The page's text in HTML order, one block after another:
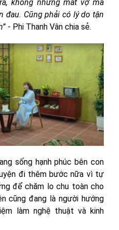
không những mất vợ mà
đau. Cũng phải có lý do tận
- Phi Thanh Vân chia sẻ.
sống hạnh phúc bên con
đi thêm bước nữa vì tự
để chăm lo chu toàn cho
cũng đang là người hướng
làm nghệ thuật và kinh